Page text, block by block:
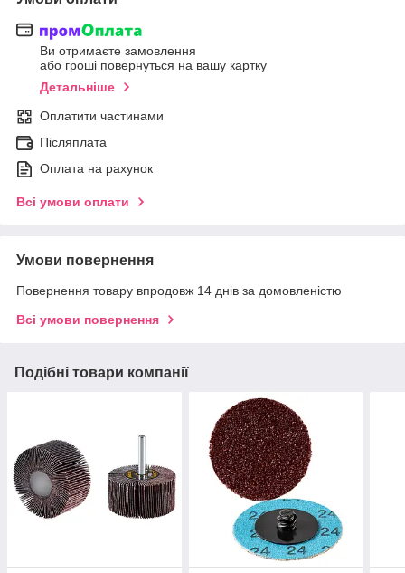
Ви отримаєте замовлення
або гроші повернуться на вашу картку
Детальніше
Оплатити частинами
Післяплата
Оплата на рахунок
Всі умови оплати
Умови повернення
Повернення товару впродовж 14 днів за домовленістю
Всі умови повернення
Подібні товари компанії